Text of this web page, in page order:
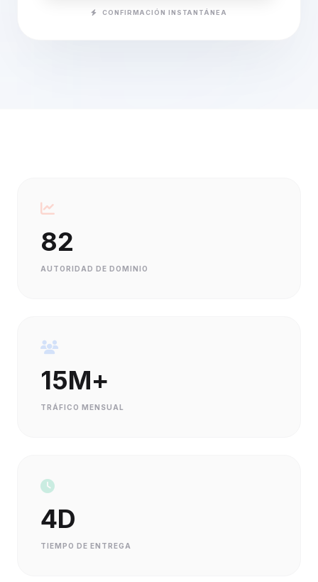
CONFIRMACIÓN INSTANTÁNEA
82
AUTORIDAD DE DOMINIO
15M+
TRÁFICO MENSUAL
4D
TIEMPO DE ENTREGA